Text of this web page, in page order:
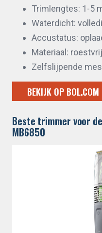
Trimlengtes: 1-5
Waterdicht:
Accustatus:
Materiaal:
Zelfslijpende
BEKIJK OP BOL.COM
Beste trimmer voor
MB6850